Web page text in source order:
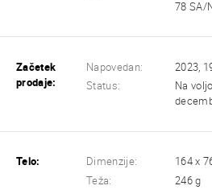
78 SA/
Začetek
prodaje:
Napovedan:
2023,
Status:
Na
Telo: Dimenzije:
164 x
Teža:
246 g